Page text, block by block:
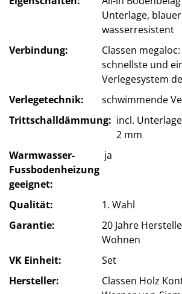
Unterlage,
wasserresistent
Verbindung
Classen
schnellste und
Verlegesystem
Verlegetechnik
schwimmende
Trittschalldämmung
incl.
2 mm
Warmwasser-
Fussbodenheizung
geeignet
ja
Qualität
1. Wahl
Garantie
20 Jahre
Wohnen
VK Einheit
Set
Hersteller
Classen Holz